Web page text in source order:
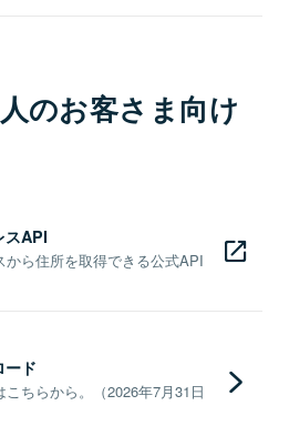
のお客さま向け
スAPI
ら住所を取得できる公式API
ード
ちらから。（2026年7月31日